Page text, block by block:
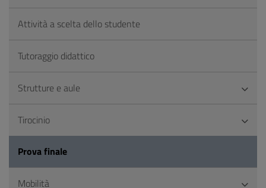
Attività a scelta dello studente
Tutoraggio didattico
Strutture e aule
Tirocinio
Prova finale
Mobilità